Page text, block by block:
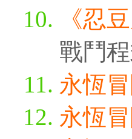
《忍
戰鬥
永恆
永恆